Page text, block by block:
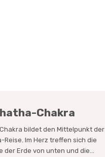
Chakra
bildet den Mittelpunkt der
Reise. Im Herz treffen sich die
der Erde von unten und die...